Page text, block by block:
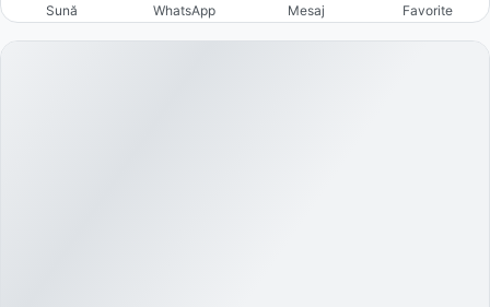
Sună WhatsApp Mesaj Favorite